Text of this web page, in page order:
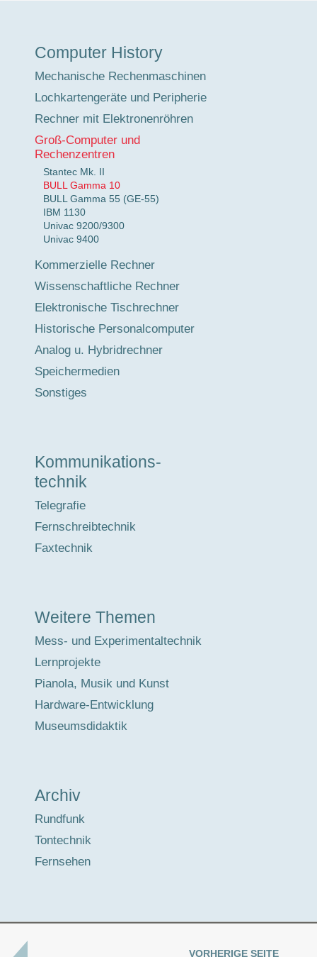
Computer History
Mechanische Rechenmaschinen
Lochkartengeräte und Peripherie
Rechner mit Elektronenröhren
Groß-Computer und
Rechenzentren
Stantec Mk. II
BULL Gamma 10
BULL Gamma 55 (GE-55)
IBM 1130
Univac 9200/9300
Univac 9400
Kommerzielle Rechner
Wissenschaftliche Rechner
Elektronische Tischrechner
Historische Personalcomputer
Analog u. Hybridrechner
Speichermedien
Sonstiges
Kommunikations-
technik
Telegrafie
Fernschreibtechnik
Faxtechnik
Weitere Themen
Mess- und Experimentaltechnik
Lernprojekte
Pianola, Musik und Kunst
Hardware-Entwicklung
Museumsdidaktik
Archiv
Rundfunk
Tontechnik
Fernsehen
VORHERIGE SEITE